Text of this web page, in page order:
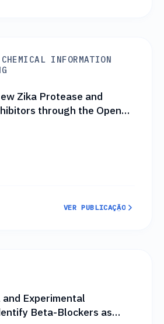
INFORMATION
Zika Protease and
through the Open
VER PUBLICAÇÃO
VER PUBLICAÇÃO
Experimental
Beta-Blockers as